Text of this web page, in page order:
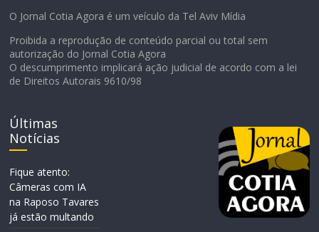
O Jornal Cotia Agora é um veículo da Tel Aviv Mídia
Proibida a reprodução de conteúdo parcial ou total sem
autorização do Jornal Cotia Agora
O descumprimento implicará ação judicial de acordo com a lei
de Direitos Autorais 9610/98
Últimas
Notícias
Fique atento:
Câmeras com IA
na Raposo Tavares
já estão multando